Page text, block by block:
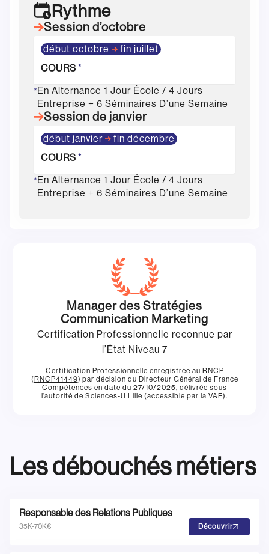
Rythme
Session d’octobre
début octobre
fin juillet
COURS *
*En Alternance 1 Jour École / 4 Jours
Entreprise + 6 Séminaires D’une Semaine
Session de janvier
début janvier
fin décembre
COURS *
*En Alternance 1 Jour École / 4 Jours
Entreprise + 6 Séminaires D’une Semaine
Manager des Stratégies
Communication Marketing
Certification Professionnelle reconnue par
l’État Niveau 7
Certification Professionnelle enregistrée au RNCP
(RNCP41449) par décision du Directeur Général de France
Compétences en date du 27/10/2025, délivrée sous
l’autorité de Sciences-U Lille (accessible par la VAE).
Les débouchés métiers
Responsable des Relations Publiques
35K-70K€ Découvrir